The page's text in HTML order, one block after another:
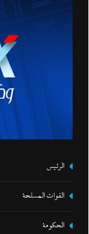
الرئيس
القوات المسلحة
الحكومة